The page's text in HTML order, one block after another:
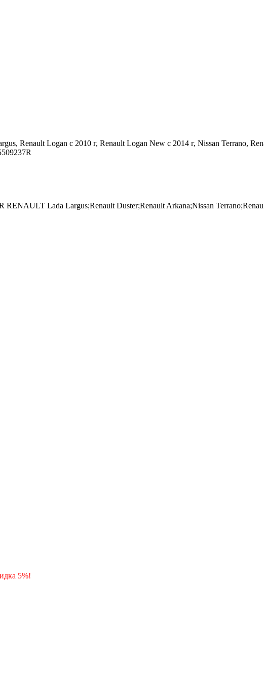
Renault Logan c 2010 г, Renault Logan New с 2014 г, Nissan Terrano,
RENAULT Lada Largus;Renault Duster;Renault Arkana;Nissan
5%!